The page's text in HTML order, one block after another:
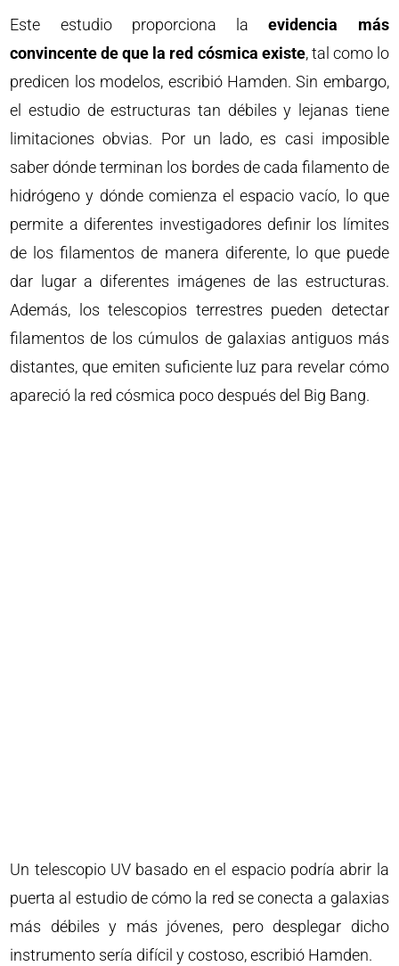
Este estudio proporciona laevidencia más
convincente de que la red cósmica existe, tal como lo
predicen los modelos, escribió Hamden. Sin embargo,
el estudio de estructuras tan débiles y lejanas tiene
limitaciones obvias. Por un lado, es casi imposible
saber dónde terminan los bordes de cada filamento de
hidrógeno y dónde comienza el espacio vacío, lo que
permite a diferentes investigadores definir los límites
de los filamentos de manera diferente, lo que puede
dar lugar a diferentes imágenes de las estructuras.
Además, los telescopios terrestres pueden detectar
filamentos de los cúmulos de galaxias antiguos más
distantes, que emiten suficiente luz para revelar cómo
apareció la red cósmica poco después del Big Bang.
Un telescopio UV basado en el espacio podría abrir la
puerta al estudio de cómo la red se conecta a galaxias
más débiles y más jóvenes, pero desplegar dicho
instrumento sería difícil y costoso, escribió Hamden.